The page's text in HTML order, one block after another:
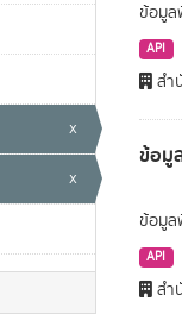
x
x
ข้อมู
API
สำ
ข้อมู
ข้อมูล
API
สำ